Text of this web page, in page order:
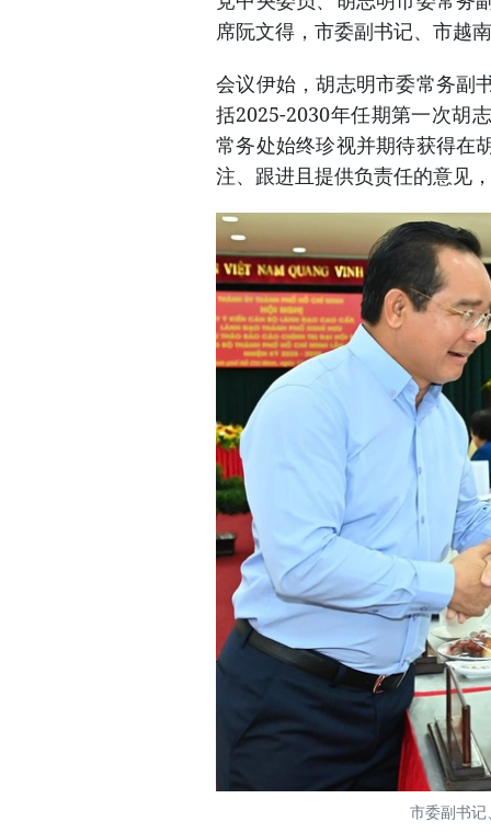
席阮文得，市委副书记、市越
会议伊始，胡志明市委常务副
括2025-2030年任期第一次胡
常务处始终珍视并期待获得在
注、跟进且提供负责任的意见
市委副书